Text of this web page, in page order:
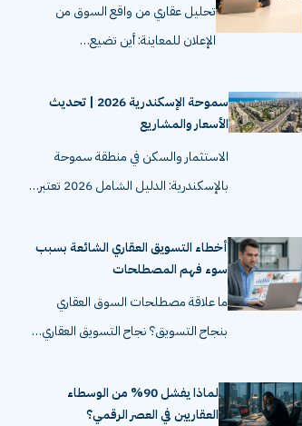
تحليل عقاري من واقع السوق من
الإعلان للمعاينة: أين تضيع…
سموحة الإسكندرية 2026 | تحديث
الأسعار والمشاريع
الاستثمار والسكن في منطقة سموحة
بالإسكندرية: الدليل الشامل 2026 تعتبر…
أخطاء التسويق العقاري الشائعة بسبب
سوء فهم المصطلحات
ما علاقة مصطلحات السوق العقاري
بنجاح التسويق؟ نجاح التسويق العقاري…
لماذا يفشل 90% من الوسطاء
العقاريين في العصر الرقمي؟